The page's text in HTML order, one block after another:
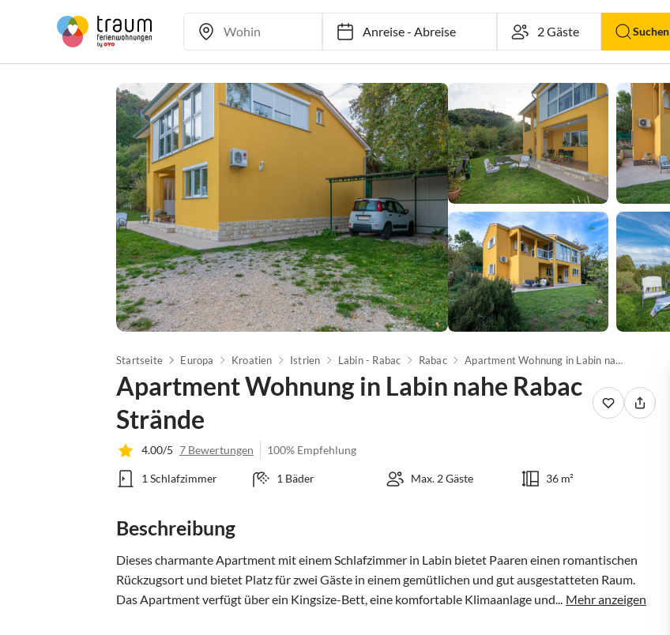
Anreise-Abreise Suchen
Startseite Europa Kroatien Istrien Labin - Rabac Rabac Apartment Wohnung in Labin nahe Rabac Strände
Apartment Wohnung in Labin nahe Rabac
Strände
4.00/5 7 Bewertungen 100% Empfehlung
1 Schlafzimmer 1 Bäder Max. 2 Gäste 36 m²
Beschreibung
Dieses charmante Apartment mit einem Schlafzimmer in Labin bietet Paaren einen romantischen
Rückzugsort und bietet Platz für zwei Gäste in einem gemütlichen und gut ausgestatteten Raum.
Das Apartment verfügt über ein Kingsize-Bett, eine komfortable Klimaanlage und... Mehr anzeigen